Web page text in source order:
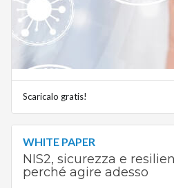
Scaricalo gratis!
WHITE PAPER
NIS2, sicurezza e
perché agire adesso